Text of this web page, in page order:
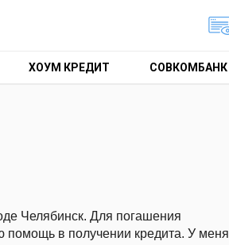
ХОУМ КРЕДИТ СОВКОМБАНК
Челябинск. Для погашения
помощь в получении кредита. У меня